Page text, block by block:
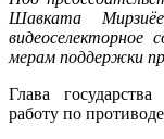
Шавката
видеоселекторное
мерам поддержки
Глава
работу по